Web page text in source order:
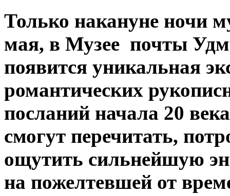
Только накануне ночи
мая, в Музее почты
появится уникальная
романтических
посланий начала 20
смогут перечитать,
ощутить сильнейшую
на пожелтевшей от